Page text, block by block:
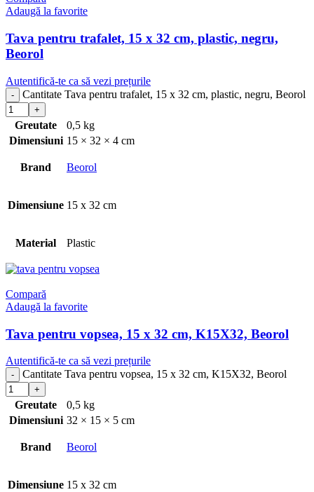
Adaugă la favorite
Tava pentru trafalet, 15 x 32 cm, plastic, negru,
Beorol
Autentifică-te ca să vezi prețurile
Cantitate Tava pentru trafalet, 15 x 32 cm, plastic, negru, Beorol
Greutate
0,5 kg
Dimensiuni 15 × 32 × 4 cm
Brand Beorol
Dimensiune 15 x 32 cm
Material Plastic
Compară
Adaugă la favorite
Tava pentru vopsea, 15 x 32 cm, K15X32, Beorol
Autentifică-te ca să vezi prețurile
Cantitate Tava pentru vopsea, 15 x 32 cm, K15X32, Beorol
Greutate
0,5 kg
Dimensiuni 32 × 15 × 5 cm
Brand Beorol
Dimensiune 15 x 32 cm